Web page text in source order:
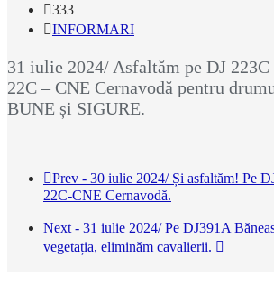
333
INFORMARI
31 iulie 2024/ Asfaltăm pe DJ
22C – CNE Cernavodă pentru
BUNE și SIGURE.
Prev - 30 iulie 2024/ Și asfaltăm! Pe
22C-CNE Cernavodă.
Next - 31 iulie 2024/ Pe DJ391A
vegetația, eliminăm cavalierii.